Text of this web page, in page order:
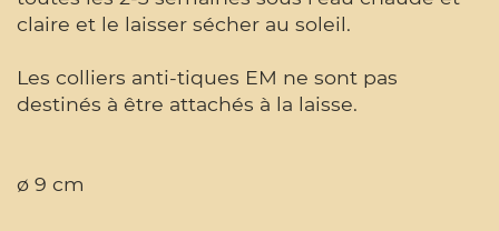
claire et le laisser sécher au soleil.
Les colliers anti-tiques EM ne sont pas
destinés à être attachés à la laisse.
ø 9 cm